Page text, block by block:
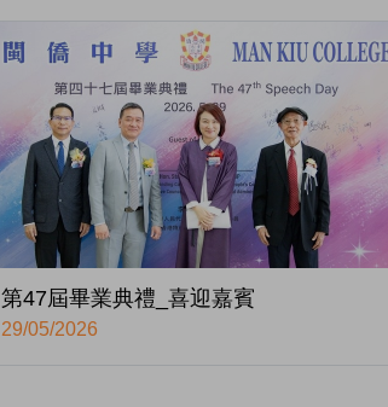
第47屆畢業典禮_喜迎嘉賓
29/05/2026